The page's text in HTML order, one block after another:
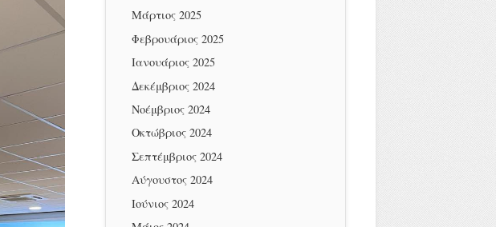
Μάρτιος 2025
Φεβρουάριος 2025
Ιανουάριος 2025
Δεκέμβριος 2024
Νοέμβριος 2024
Οκτώβριος 2024
Σεπτέμβριος 2024
Αύγουστος 2024
Ιούνιος 2024